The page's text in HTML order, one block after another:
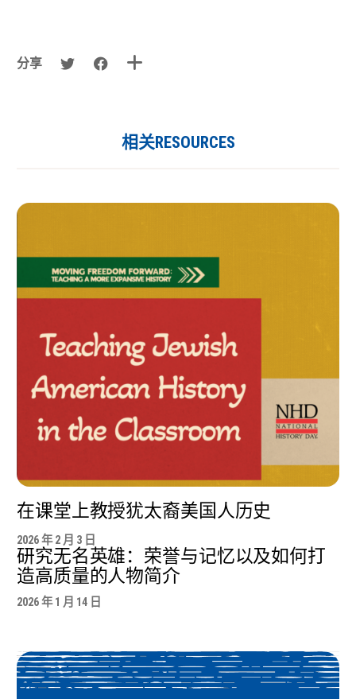
分享
相关RESOURCES
在课堂上教授犹太裔美国人历史
2026 年 2 月 3 日
研究无名英雄：荣誉与记忆以及如何打
造高质量的人物简介
2026 年 1 月 14 日